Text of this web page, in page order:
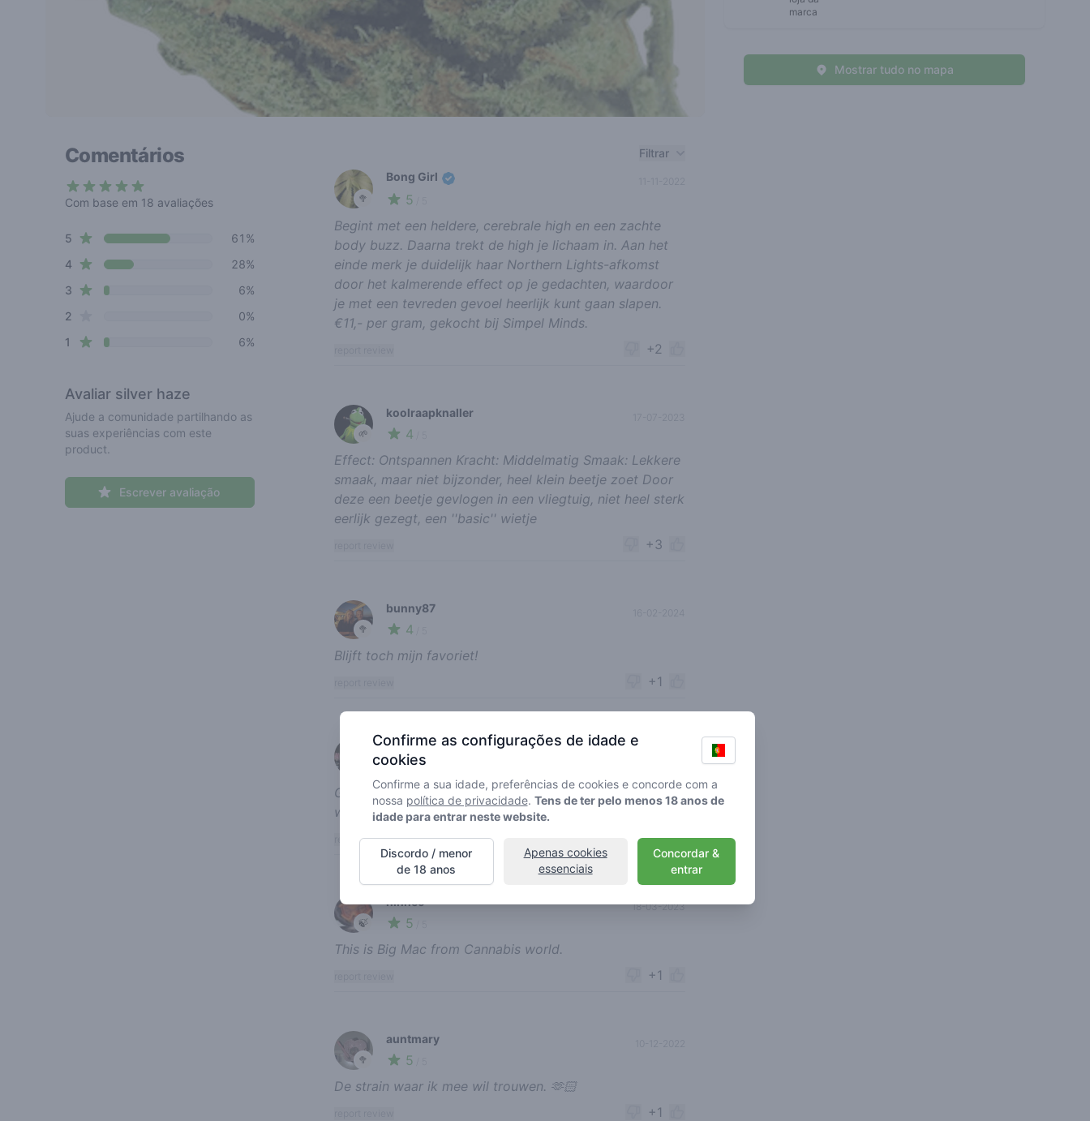
Comentários
4.4 out of 5 stars
Com base em 18 avaliações
Review data
5 star reviews
61%
4star reviews
28%
3 star reviews
6%
2
0%
1 star reviews 6%
Avaliar silver haze
Ajude a comunidade partilhando as
suas experiências com este
product.
Escrever avaliação
Filtrar
🥦
Bong Girl
5
Begint met een heldere, cerebrale high en een zachte
body buzz. Daarna trekt de high je lichaam in. Aan het
einde merk je duidelijk haar Northern Lights-afkomst
door het kalmerende effect op je gedachten, waardoor
je met een tevreden gevoel heerlijk kunt gaan slapen.
€11,- per gram, gekocht bij Simpel Minds.
+2
🌱
koolraapknaller
4
17-07-2023
Effect: Ontspannen Kracht: Middelmatig Smaak: Lekkere
smaak, maar niet bijzonder, heel klein beetje zoet Door
deze een beetje gevlogen in een vliegtuig, niet heel sterk
eerlijk gezegt, een ''basic'' wietje
+3
🥦
bunny87
4
Blijft toch mijn favoriet!
+1
Happy Rasta
3/ 5
10-02-2024
Goed maar niet Elke batch is sterk en goed, mattige
weed .
report review +1
🍃
ninneo
5
18-03-2023
This is Big Mac from Cannabis world.
+1
🥦
auntmary
5
De strain waar ik mee wil trouwen. 🫶🏻
+1
marca
Mostrar tudo no mapa
Confirme as configurações de idade e
cookies
Confirme a sua idade, preferências de cookies e concorde com a
nossa política de privacidade. Tens de ter pelo menos 18 anos de
idade para entrar neste website.
Concordar &
entrar
Apenas cookies
essenciais
Discordo / menor
de 18 anos